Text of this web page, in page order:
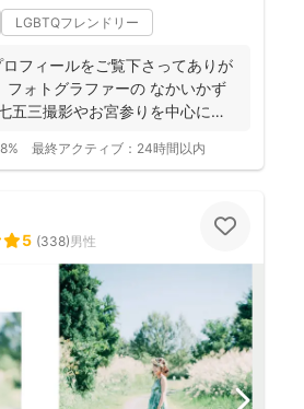
LGBTQフレンドリー
フィールをご覧下さってありが
フォトグラファーの なかいかず
五三撮影やお宮参りを中心に家
最終アクティブ： 24時間以内
5 (338)男性